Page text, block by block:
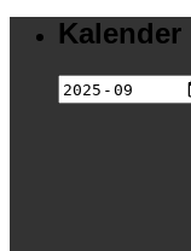
Kalender